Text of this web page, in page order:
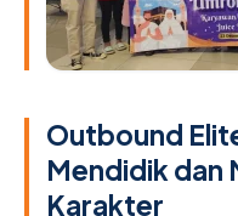
Outbound
Mendidik dan
Karakter